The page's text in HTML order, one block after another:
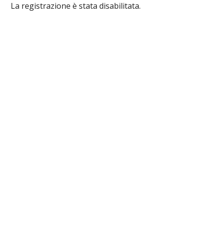
La registrazione è stata disabilitata.